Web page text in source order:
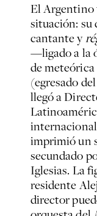
El Argentino
situación: su
cantante y
—ligado a la
de
(egresado
llegó a
imprimió un
secundado
Iglesias. La
residente
director